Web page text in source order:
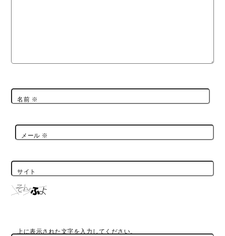
名前 ※
メール ※
サイト
上に表示された文字を入力してください。